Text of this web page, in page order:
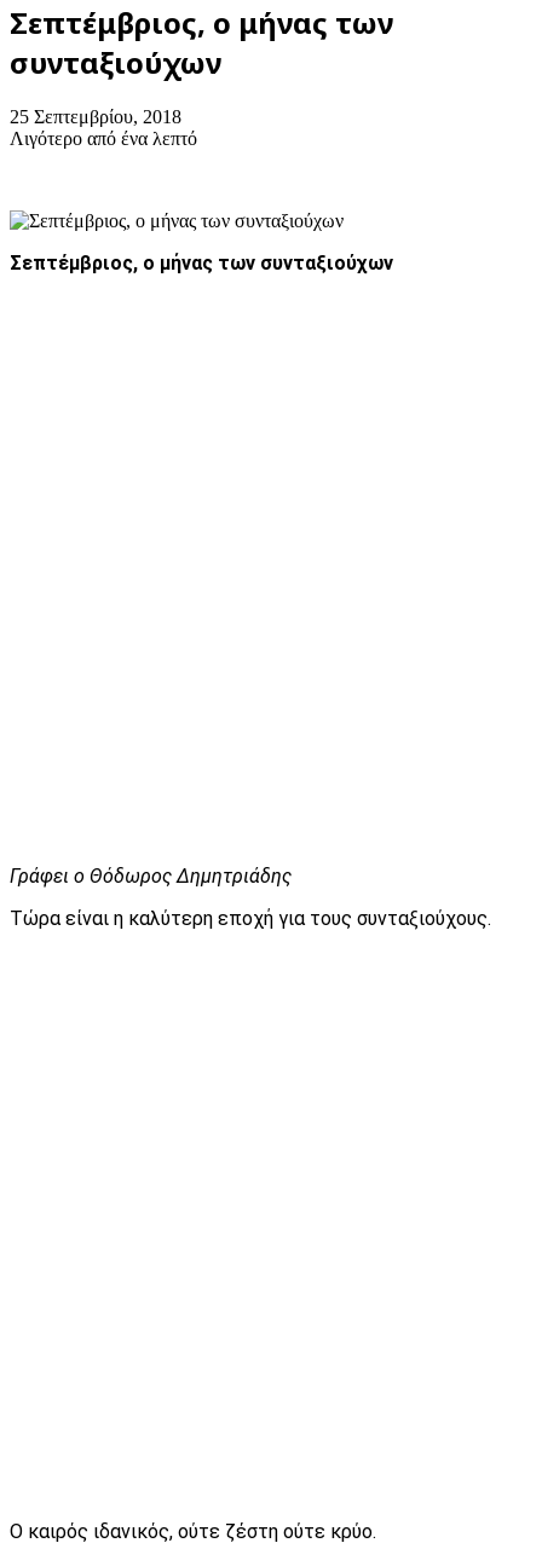
Σεπτέμβριος, ο μήνας των
συνταξιούχων
25 Σεπτεμβρίου, 2018
Λιγότερο από ένα λεπτό
Σεπτέμβριος, ο μήνας των συνταξιούχων
Γράφει ο Θόδωρος Δημητριάδης
Τώρα είναι η καλύτερη εποχή για τους συνταξιούχους.
Ο καιρός ιδανικός, ούτε ζέστη ούτε κρύο.